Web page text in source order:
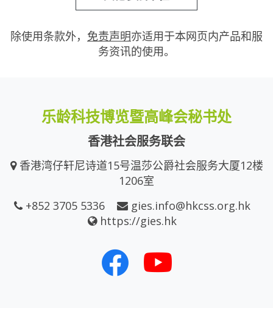
除使用条款外， 免责声明亦适用于本网页内产品和服
务资讯的使用。
乐龄科技博览暨高峰会秘书处
香港社会服务联会
香港湾仔轩尼诗道15号温莎公爵社会服务大厦12楼
1206室
+852 3705 5336
gies.info@hkcss.org.hk
https://gies.hk